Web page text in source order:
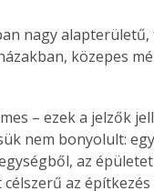
nagy
közepes
– ezek a jelzők
nem bonyolult:
az
az